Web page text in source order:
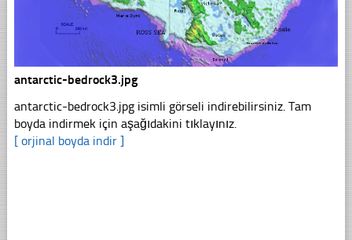
antarctic-bedrock3.jpg
antarctic-bedrock3.jpg isimli görseli indirebilirsiniz. Tam
boyda indirmek için aşağıdakini tıklayınız.
[ orjinal boyda indir ]